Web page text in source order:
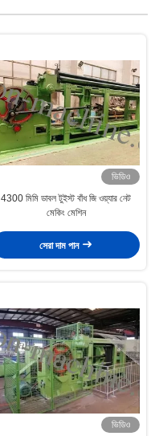
ভিডিও
4300 মিমি ডাবল টুইস্ট বাঁধ জি ওয়্যার নেট
মেকিং মেশিন
সেরা দাম পান
ভিডিও